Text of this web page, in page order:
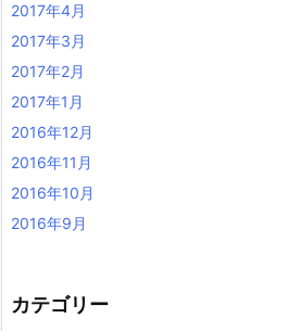
2017年4月
2017年3月
2017年2月
2017年1月
2016年12月
2016年11月
2016年10月
2016年9月
カテゴリー